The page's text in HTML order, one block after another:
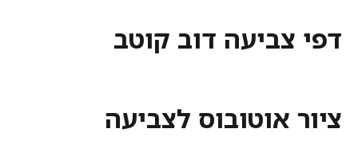
דוב קוטב
אוטובוס לצביעה